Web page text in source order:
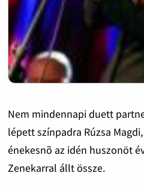
Nem mindennapi duett
lépett színpadra Rúzsa
énekesnõ az idén huszonöt
Zenekarral állt össze.